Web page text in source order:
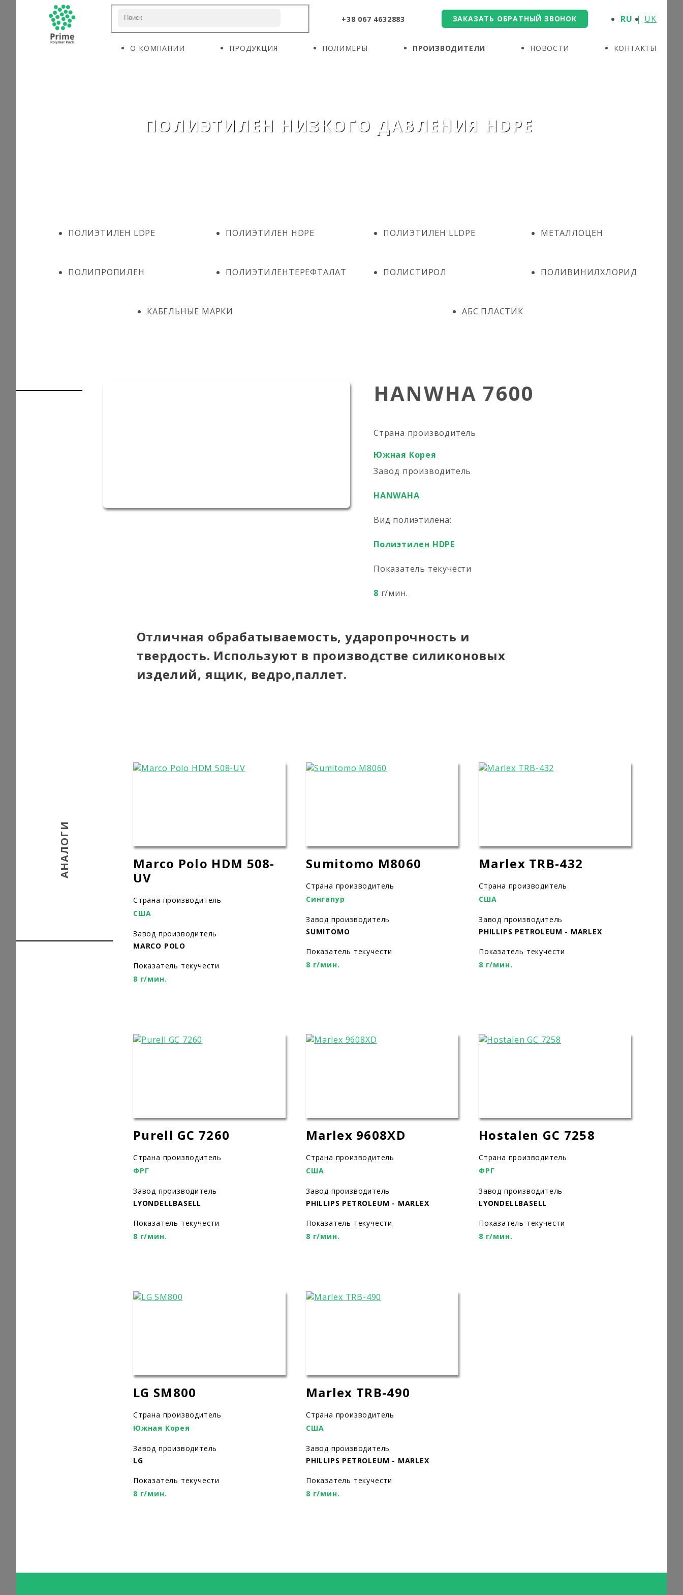
+38 067 4632883 ЗАКАЗАТЬ ОБРАТНЫЙ ЗВОНОК RU UK
О КОМПАНИИ ПРОДУКЦИЯ ПОЛИМЕРЫ ПРОИЗВОДИТЕЛИ НОВОСТИ КОНТАКТЫ
ПОЛИЭТИЛЕН НИЗКОГО ДАВЛЕНИЯ HDPE
ПОЛИЭТИЛЕН LDPE ПОЛИЭТИЛЕН HDPE ПОЛИЭТИЛЕН LLDPE МЕТАЛЛОЦЕН
ПОЛИПРОПИЛЕН ПОЛИЭТИЛЕНТЕРЕФТАЛАТ ПОЛИСТИРОЛ ПОЛИВИНИЛХЛОРИД
КАБЕЛЬНЫЕ МАРКИ АБС ПЛАСТИК
HANWHA 7600
Страна производитель
Южная Корея
Завод производитель
HANWAHA
Вид полиэтилена:
Полиэтилен HDPE
Показатель текучести
8 г/мин.
Отличная обрабатываемость, ударопрочность и
твердость. Используют в производстве силиконовых
изделий, ящик, ведро,паллет.
АНАЛОГИ
Marco Polo HDM 508-
UV
Страна производитель
США
Завод производитель
MARCO POLO
Показатель текучести
8 г/мин.
Sumitomo M8060
Страна производитель
Сингапур
Завод производитель
SUMITOMO
Показатель текучести
8 г/мин.
Marlex TRB-432
Страна производитель
США
Завод производитель
PHILLIPS PETROLEUM - MARLEX
Показатель текучести
8 г/мин.
Purell GC 7260
Страна производитель
ФРГ
Завод производитель
LYONDELLBASELL
Показатель текучести
8 г/мин.
Marlex 9608XD
Страна производитель
США
Завод производитель
PHILLIPS PETROLEUM - MARLEX
Показатель текучести
8 г/мин.
Hostalen GC 7258
Страна производитель
ФРГ
Завод производитель
LYONDELLBASELL
Показатель текучести
8 г/мин.
LG SM800
Страна производитель
Южная Корея
Завод производитель
LG
Показатель текучести
8 г/мин.
Marlex TRB-490
Страна производитель
США
Завод производитель
PHILLIPS PETROLEUM - MARLEX
Показатель текучести
8 г/мин.
О КОМПАНИИ
ПРОИЗВОДИТЕЛИ